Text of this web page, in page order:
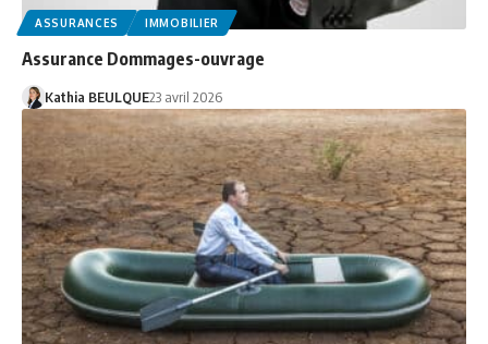
ASSURANCES IMMOBILIER
Assurance Dommages-ouvrage
Kathia BEULQUE23 avril 2026